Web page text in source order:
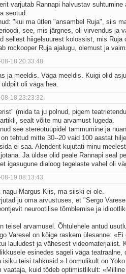
varjutab Rannapi halvustav suhtumine
seotud.
"kui ma ütlen "ansambel Ruja", siis
see, mis järgnes, oli virvendus ja
sellest hiigelsuurest kolossist, mis Ruja
rockooper Ruja ajalugu, olemust ja
18 20:33:48.
ja meeldis. Väga meeldis. Kuigi olid
oli väga hea.
18 23:23:32.
(mida ta ju polnud, pigem
sealt võite mu arvamust lugeda.
see stereotüüpidel tammumine ja
tehtud mitte 30--20 vaid 100 aastat
ei saa. Alenderit kujutati minu
Ja üldse olid peale Rannapi seal
igasugune dialoog tegelaste vahel oli
19 08:13:43.
nagu Margus Kiis, ma siiski ei ole.
ju oma arvustuses, et "Sergo
neurootilise tõmblemise ja
teisel arvamusel. Õhtulehele antud
Varesel on kõige raskem ülesanne: «Ei
lauludest ja vähesest videomaterjalist.
esinedes sageli väga teatraalne,
isiku teisi tahkusid.» Loomulikult on
vaataja, kuid tõdeb optimistlikult: